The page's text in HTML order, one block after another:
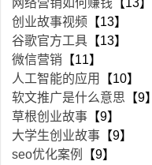
网络营销如何赚钱 【13】
创业故事视频 【13】
谷歌官方工具 【13】
微信营销 【11】
人工智能的应用
【10】
软文推广是什么意思 【9】
草根创业故事 【9】
大学生创业故事 【9】
seo优化案例
【9】